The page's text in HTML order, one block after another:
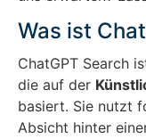
Was ist
ChatGPT Search
die auf der
basiert. Sie nutzt
Absicht hinter